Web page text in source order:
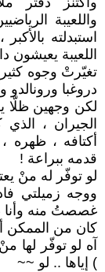
واللعيبة
استبدلته
اللعيبة يعيشون
تغيّرتْ وجوه
دروغبا
لكن وجهين ظلّا
الجيران ،
أكتافه ،
قدمه ببراعة !
لو توفّر له منْ
ووجه زميلتي
غصصتُ منه وأنا
كان من الممكن
آه لو توفّر لها
) إياها .. لو ~~